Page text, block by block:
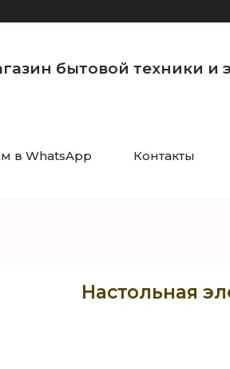
бытовой техники и
в WhatsApp Контакты
Настольная